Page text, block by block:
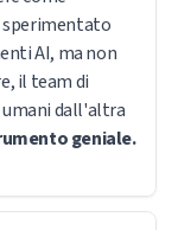
sperimentato
AI, ma non
il team di
dall'altra
geniale.